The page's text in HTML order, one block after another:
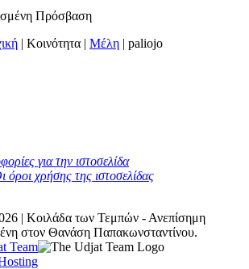
Πρόσβαση
| Κοινότητα | Μέλη | paliojo
για την ιστοσελίδα
όροι χρήσης της ιστοσελίδας
| Κοιλάδα των Τεμπών - Ανεπίσημη
στον Θανάση Παπακωνσταντίνου.
Team